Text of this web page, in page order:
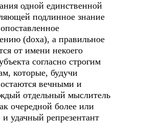
одной единственной
подлинное знание
(doxa), а правильное
от имени некоего
согласно строгим
которые, будучи
вечными и
отдельный мыслитель
очередной более или
удачный репрезентант